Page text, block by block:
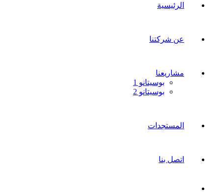
الرئيسية
عن شركتنا
مشاريعنا
بوسيتانو 1
بوسيتانو 2
المستجدات
اتصل بنا